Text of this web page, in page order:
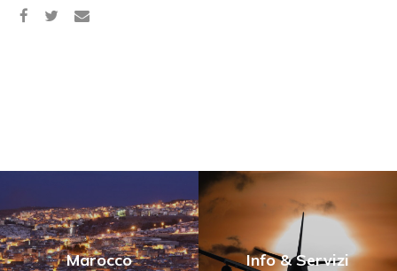
Share Tweet
Marocco Info & Servizi